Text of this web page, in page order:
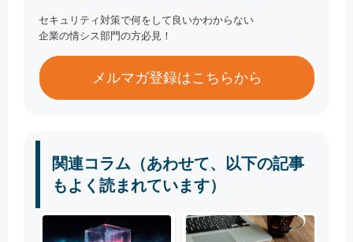
セキュリティ対策で何をして良いかわからない
企業の情シス部門の方必見！
メルマガ登録はこちらから
関連コラム（あわせて、以下の記事
もよく読まれています）